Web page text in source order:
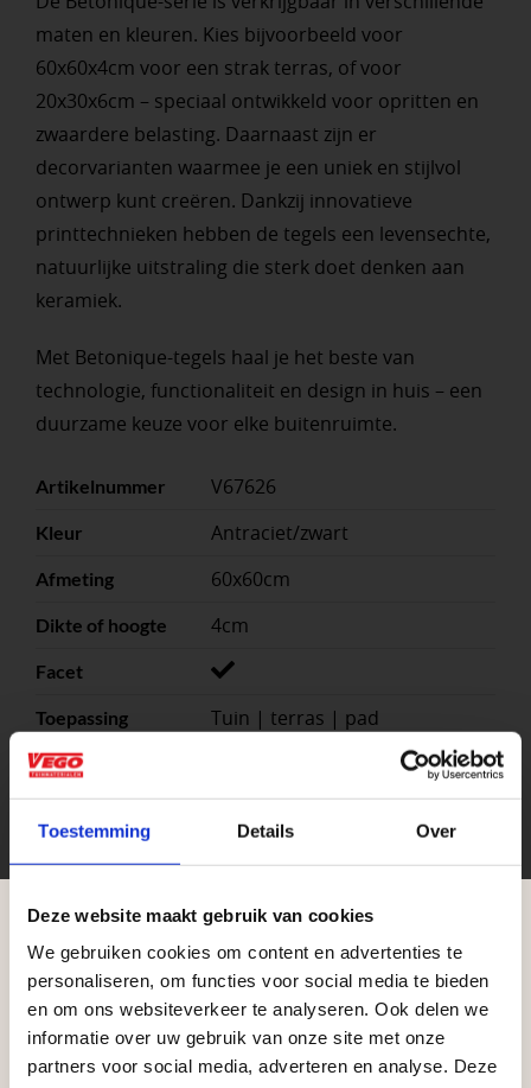
Toestemming Details Over
Deze website maakt gebruik van cookies
We gebruiken cookies om content en advertenties te
personaliseren, om functies voor social media te bieden
en om ons websiteverkeer te analyseren. Ook delen we
informatie over uw gebruik van onze site met onze
partners voor social media, adverteren en analyse. Deze
maten en kleuren. Kies bijvoorbeeld voor
60x60x4cm voor een strak terras, of voor
20x30x6cm – speciaal ontwikkeld voor opritten en
zwaardere belasting. Daarnaast zijn er
decorvarianten waarmee je een uniek en stijlvol
ontwerp kunt creëren. Dankzij innovatieve
printtechnieken hebben de tegels een levensechte,
natuurlijke uitstraling die sterk doet denken aan
keramiek.
Met Betonique-tegels haal je het beste van
technologie, functionaliteit en design in huis – een
duurzame keuze voor elke buitenruimte.
Artikelnummer V67626
Kleur Antraciet/zwart
Afmeting 60x60cm
Dikte of hoogte 4cm
Facet
Toepassing Tuin | terras | pad
Materiaal
m²
Aangepaste openingstijden tijdens de
vakantieperiode
Waardenburg en Vego Dordrecht hanteren tijdens